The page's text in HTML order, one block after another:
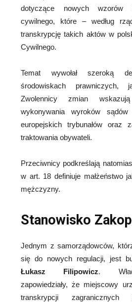
dotyczące nowych wzorów
cywilnego, które – według
transkrypcję takich aktów w
Cywilnego.
Temat wywołał szeroką
środowiskach prawniczych,
Zwolennicy zmian
wykonywania wyroków
europejskich trybunałów oraz
traktowania obywateli.
Przeciwnicy podkreślają
w art. 18 definiuje małżeństwo
mężczyzny.
Stanowisko
Jednym z samorządowców,
się do nowych regulacji, jest
Łukasz Filipowicz.
zapowiedziały, że miejscowy
transkrypcji zagranicznych